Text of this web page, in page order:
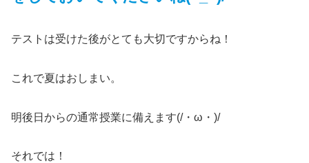
テストは受けた後がとても大切ですからね！
これで夏はおしまい。
明後日からの通常授業に備えます(/・ω・)/
それでは！